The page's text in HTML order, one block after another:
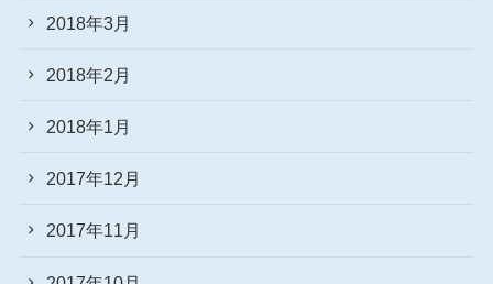
2018年3月
2018年2月
2018年1月
2017年12月
2017年11月